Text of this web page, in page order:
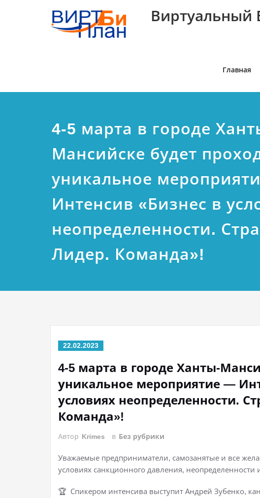
Виртуальный
Главная
4-5 марта в городе
Мансийске будет
уникальное
Интенсив «Бизнес в
неопределенности.
Лидер. Команда»!
22.02.2023
4-5 марта в городе Ханты-
уникальное мероприятие —
условиях неопределенности.
Команда»!
Автор Krimes в Без рубрики
Уважаемые предприниматели, самозанятые и все
условиях санкционного давления, неопределенности
🏆 Спикером интенсива выступит Андрей Зубенко,